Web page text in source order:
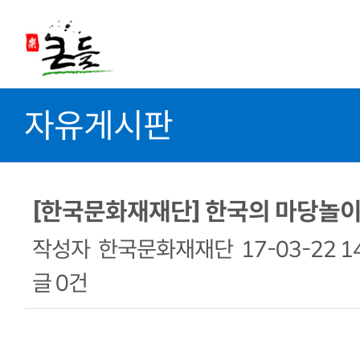
자유게시판
[한국문화재재단] 한국의 마당놀
작성자 한국문화재재단 17-03-22
글0건